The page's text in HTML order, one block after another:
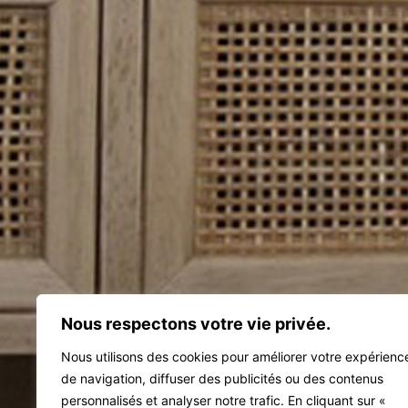
Nous respectons votre vie privée.
Nous utilisons des cookies pour améliorer votre
de navigation, diffuser des publicités ou des contenus
personnalisés et analyser notre trafic. En cliquant sur «